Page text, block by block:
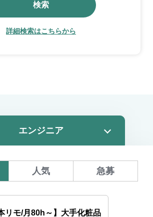
検索
詳細検索はこちらから
人気 急募
リモ/月80h～】大手化粧品